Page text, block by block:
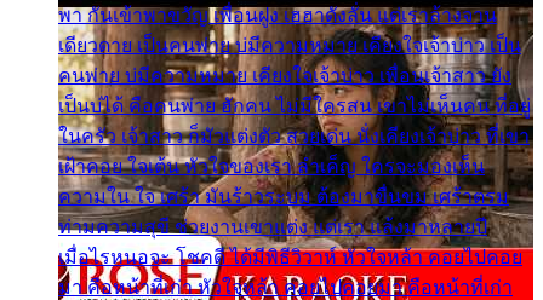
พา กันเข้าพาขวัญ เพื่อนฝูง เฮฮาดังลั่น แต่เราล้างจาน
เดียวดาย เป็นคนพ่าย บ่มีความหมาย เคียงใจเจ้าบ่าว เป็น
คนพ่าย บ่มีความหมาย เคียงใจเจ้าบ่าว เพื่อนเจ้าสาว ยัง
เป็นบ่ได้ คือคนพ่าย ฮักคน ไม่มีใครสน เขาไม่เห็นคน ที่อยู่
ในครัว เจ้าสาว ก็มัวแต่งตัว สวยเด่น นั่งเคียงเจ้าบ่าว ที่เขา
เฝ้าคอย ใจเต้น หัวใจของเรา ลำเค็ญ ใครจะมองเห็น
ความใน ใจ เศร้า มันร้าวระบม ต้องมาขื่นขม เศร้าตรม
ท่ามความสุขี ช่วยงานเขาแต่ง แต่เรา แล้งมาหลายปี
เมื่อไรหนอจะ โชคดี ได้มีพิธีวิวาห์ หัวใจหล้า คอยไปคอย
มา คือหน้าที่เก่า หัวใจหล้า คอยไปคอยมา คือหน้าที่เก่า